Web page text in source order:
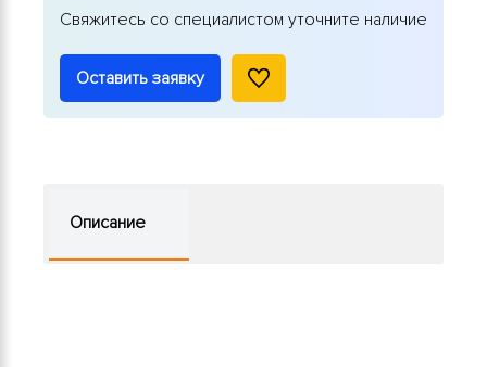
Свяжитесь со специалистом уточните наличие
Оставить заявку
Описание